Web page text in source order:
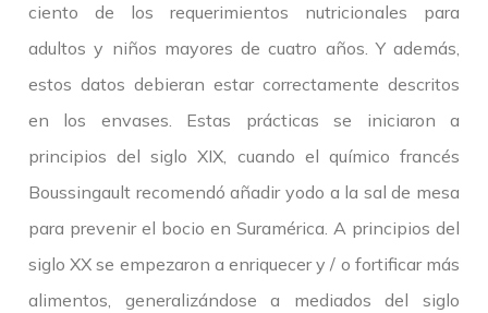
ciento de los requerimientos nutricionales para
adultos y niños mayores de cuatro años. Y además,
estos datos debieran estar correctamente descritos
en los envases. Estas prácticas se iniciaron a
principios del siglo XIX, cuando el químico francés
Boussingault recomendó añadir yodo a la sal de mesa
para prevenir el bocio en Suramérica. A principios del
siglo XX se empezaron a enriquecer y / o fortificar más
alimentos, generalizándose a mediados del siglo